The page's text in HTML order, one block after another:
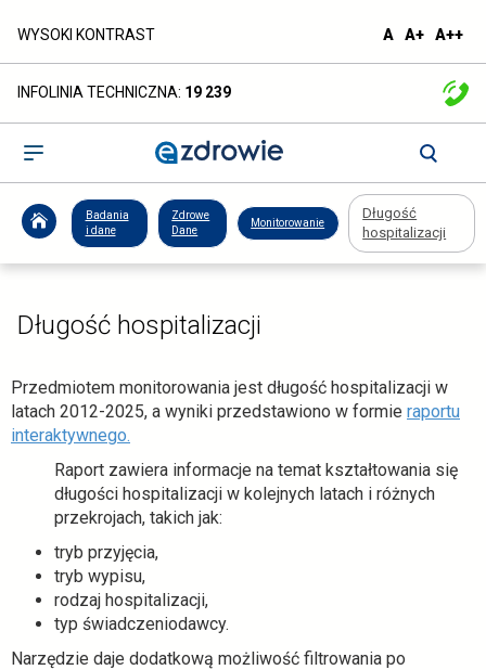
Długość
hospitalizacji
-
ezdrowie.gov.pl
WYSOKI KONTRAST A domyślna
A+większa
A++
INFOLINIA TECHNICZNA: 19 239
Otwórz
Badania
i dane
Zdrowe
Dane
Monitorowanie
Długość
hospitalizacji
Długość hospitalizacji
Przedmiotem monitorowania jest długość hospitalizacji w
latach 2012-2025, a wyniki przedstawiono w formie raportu
interaktywnego.
Raport zawiera informacje na temat kształtowania się
długości hospitalizacji w kolejnych latach i różnych
przekrojach, takich jak:
tryb przyjęcia,
tryb wypisu,
rodzaj hospitalizacji,
typ świadczeniodawcy.
Narzędzie daje dodatkową możliwość filtrowania po